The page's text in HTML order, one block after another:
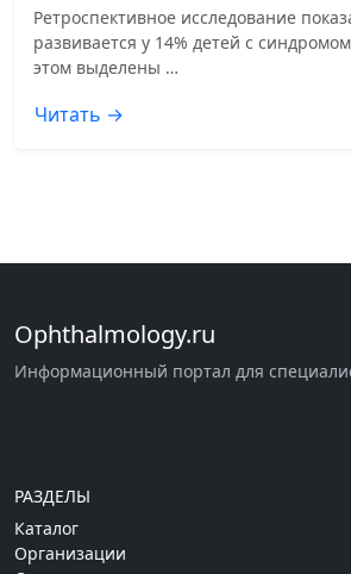
Ретроспективное исследование
развивается у 14% детей с
этом выделены …
Читать →
Ophthalmology.ru
Информационный портал для
РАЗДЕЛЫ
Каталог
Организации